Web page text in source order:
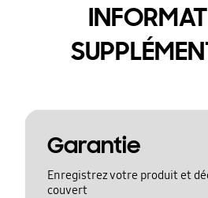
Garantie
Enregistrez votre produit et
couvert